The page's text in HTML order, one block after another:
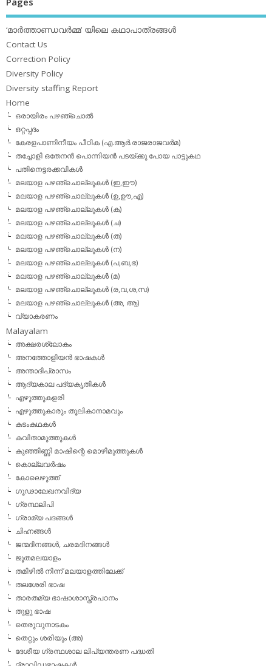
‘മാര്‍ത്താണ്ഡവര്‍മ്മ’ യിലെ കഥാപാത്രങ്ങള്‍
Contact Us
Correction Policy
Diversity Policy
Diversity staffing Report
Home
ഒരായിരം പഴഞ്ചൊല്‍
ഒറ്റപ്പദം
കേരളപാണിനീയം പീഠിക (എ.ആര്‍.രാജരാജവര്‍മ)
തച്ചോളി ഒതേനൻ പൊന്നിയൻ പടയ്‌ക്കു പോയ പാട്ടുകഥ
പതിനെട്ടരക്കവികള്‍
മലയാള പഴഞ്ചൊല്ലുകള്‍ (ഇ,ഈ)
മലയാള പഴഞ്ചൊല്ലുകള്‍ (ഉ,ഊ,എ)
മലയാള പഴഞ്ചൊല്ലുകള്‍ (ക)
മലയാള പഴഞ്ചൊല്ലുകള്‍ (ച)
മലയാള പഴഞ്ചൊല്ലുകള്‍ (ത)
മലയാള പഴഞ്ചൊല്ലുകള്‍ (ന)
മലയാള പഴഞ്ചൊല്ലുകള്‍ (പ,ബ,ഭ)
മലയാള പഴഞ്ചൊല്ലുകള്‍ (മ)
മലയാള പഴഞ്ചൊല്ലുകള്‍ (ര,വ,ശ,സ)
മലയാള പഴഞ്ചൊല്ലുകൾ (അ, ആ)
വ്യാകരണം
Malayalam
അക്ഷരശ്ലോകം
അനത്തോളിയന്‍ ഭാഷകള്‍
അന്താദിപ്രാസം
ആദ്യകാല പദ്യകൃതികള്‍
എഴുത്തുകളരി
എഴുത്തുകാരും തൂലികാനാമവും
കടംകഥകള്‍
കവിതാമുത്തുകള്‍
കുഞ്ഞിണ്ണി മാഷിന്റെ മൊഴിമുത്തുകള്‍
കൊല്ലവര്‍ഷം
കോലെഴുത്ത്
ഗൂഢാലേഖനവിദ്യ
ഗ്രന്ഥലിപി
ഗ്രാമ്യ പദങ്ങള്‍
ചിഹ്നങ്ങള്‍
ജന്മദിനങ്ങള്‍, ചരമദിനങ്ങള്‍
ജൂതമലയാളം
തമിഴില്‍ നിന്ന് മലയാളത്തിലേക്ക്
തലശേരി ഭാഷ
താരതമ്യ ഭാഷാശാസ്ത്രപഠനം
തുളു ഭാഷ
തെരുവുനാടകം
തെറ്റും ശരിയും (അ)
ദേശീയ ഗ്രന്ഥശാല ലിപ്യന്തരണ പദ്ധതി